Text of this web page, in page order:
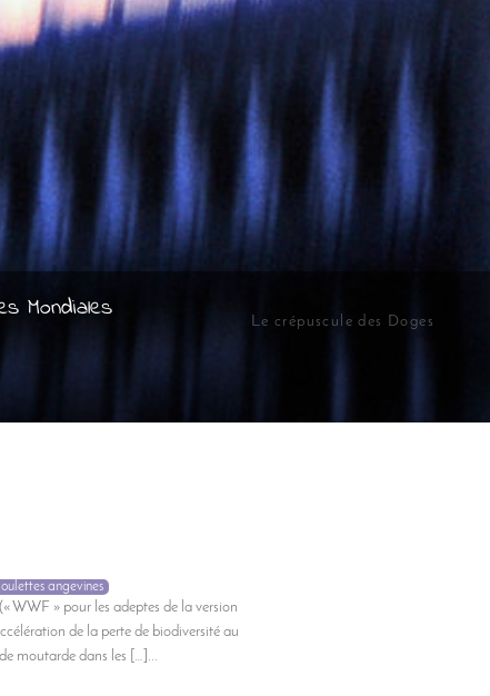
Le crépuscule des Doges
Mondiales
angevines
WWF » pour les adeptes de la version
de la perte de biodiversité au
moutarde dans les […]...